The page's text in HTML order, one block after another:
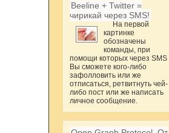
Beeline + Twitter =
чирикай через SMS!
На первой
картинке
обозначены
команды, при
помощи которых через SMS
Вы сможете кого-либо
зафолловить или же
отписаться, ретвитнуть чей-
либо пост или же написать
личное сообщение.